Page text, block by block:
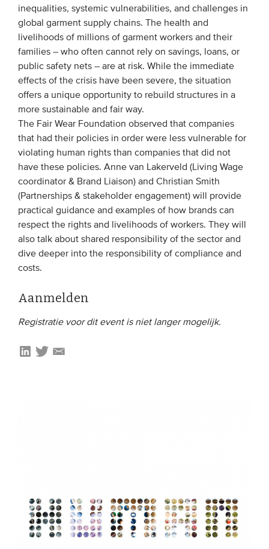
inequalities, systemic vulnerabilities, and challenges in
global garment supply chains. The health and
livelihoods of millions of garment workers and their
families – who often cannot rely on savings, loans, or
public safety nets – are at risk. While the immediate
effects of the crisis have been severe, the situation
offers a unique opportunity to rebuild structures in a
more sustainable and fair way.
The Fair Wear Foundation observed that companies
that had their policies in order were less vulnerable for
violating human rights than companies that did not
have these policies. Anne van Lakerveld (Living Wage
coordinator & Brand Liaison) and Christian Smith
(Partnerships & stakeholder engagement) will provide
practical guidance and examples of how brands can
respect the rights and livelihoods of workers. They will
also talk about shared responsibility of the sector and
dive deeper into the responsibility of compliance and
costs.
Aanmelden
Registratie voor dit event is niet langer mogelijk.